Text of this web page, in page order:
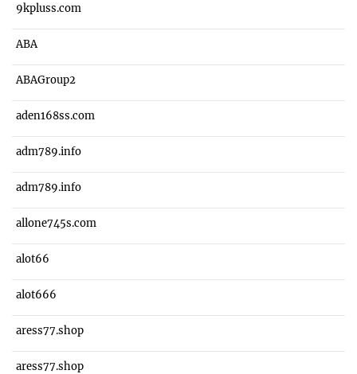
9kpluss.com
ABA
ABAGroup2
aden168ss.com
adm789.info
adm789.info
allone745s.com
alot66
alot666
aress77.shop
aress77.shop